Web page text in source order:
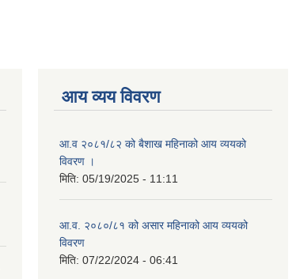
आय व्यय विवरण
आ.व २०८१/८२ को बैशाख महिनाको आय व्ययको
विवरण ।
मिति: 05/19/2025 - 11:11
आ.व. २०८०/८१ को असार महिनाको आय व्ययको
विवरण
मिति: 07/22/2024 - 06:41